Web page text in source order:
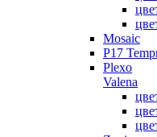
Mosaic
P17
Plexo
Valena